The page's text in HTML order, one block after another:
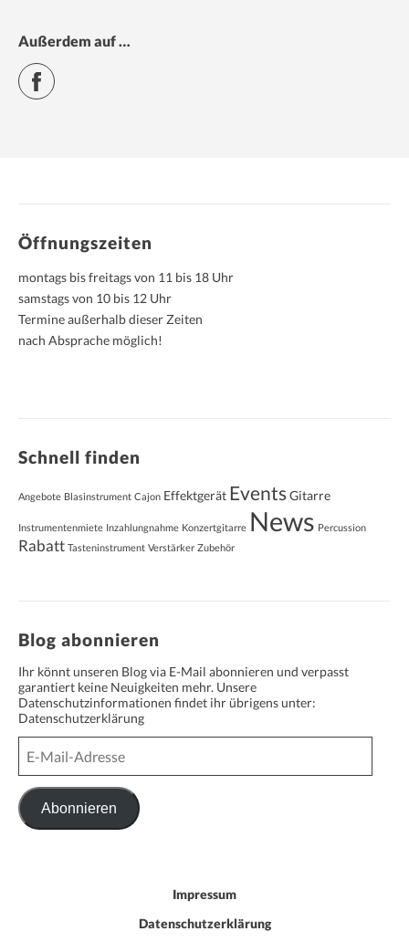
Außerdem auf …
Facebook
Öffnungszeiten
montags bis freitags von 11 bis 18 Uhr
samstags von 10 bis 12 Uhr
Termine außerhalb dieser Zeiten
nach Absprache möglich!
Schnell finden
Angebote Blasinstrument Cajon Effektgerät EventsGitarre
Instrumentenmiete Inzahlungnahme Konzertgitarre News Percussion
Rabatt Tasteninstrument Verstärker Zubehör
Blog abonnieren
Ihr könnt unseren Blog via E-Mail abonnieren und verpasst
garantiert keine Neuigkeiten mehr. Unsere
Datenschutzinformationen findet ihr übrigens unter:
Datenschutzerklärung
Mail-
Adresse
Abonnieren
Impressum
Datenschutzerklärung